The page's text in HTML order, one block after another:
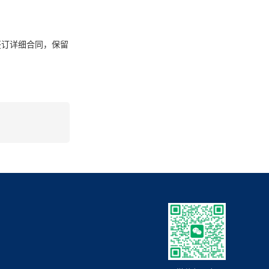
详细合同，保留